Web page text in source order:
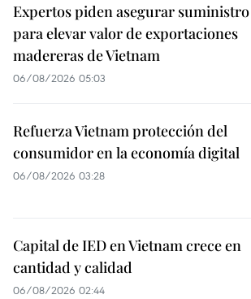
Expertos piden asegurar suministro
para elevar valor de exportaciones
madereras de Vietnam
06/08/2026 05:03
Refuerza Vietnam protección del
consumidor en la economía digital
06/08/2026 03:28
Capital de IED en Vietnam crece en
cantidad y calidad
06/08/2026 02:44